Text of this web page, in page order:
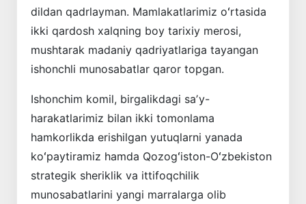
dildan qadrlayman. Mamlakatlarimiz oʻrtasida
ikki qardosh xalqning boy tarixiy merosi,
mushtarak madaniy qadriyatlariga tayangan
ishonchli munosabatlar qaror topgan.
Ishonchim komil, birgalikdagi saʼy-
harakatlarimiz bilan ikki tomonlama
hamkorlikda erishilgan yutuqlarni yanada
koʻpaytiramiz hamda Qozogʻiston-Oʻzbekiston
strategik sheriklik va ittifoqchilik
munosabatlarini yangi marralarga olib